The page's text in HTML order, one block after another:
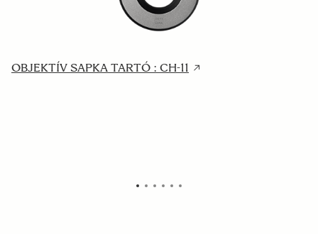
OBJEKTÍV SAPKA TARTÓ : CH-11